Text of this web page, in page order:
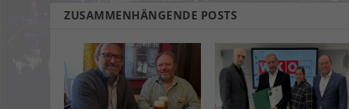
ZUSAMMENHÄNGENDE POSTS